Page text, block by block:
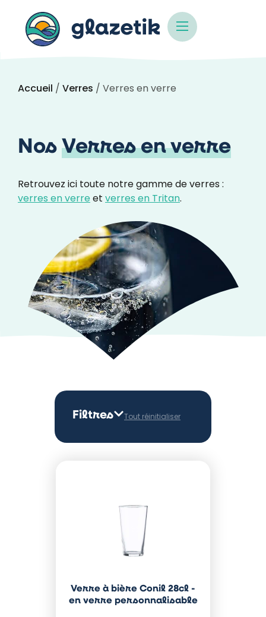
Accueil / Verres / Verres en verre
Nos Verres en verre
Retrouvez ici toute notre gamme de verres :
verres en verre et verres en Tritan.
Filtres Tout réinitialiser
Verre à bière Conil 28cl -
en verre personnalisable